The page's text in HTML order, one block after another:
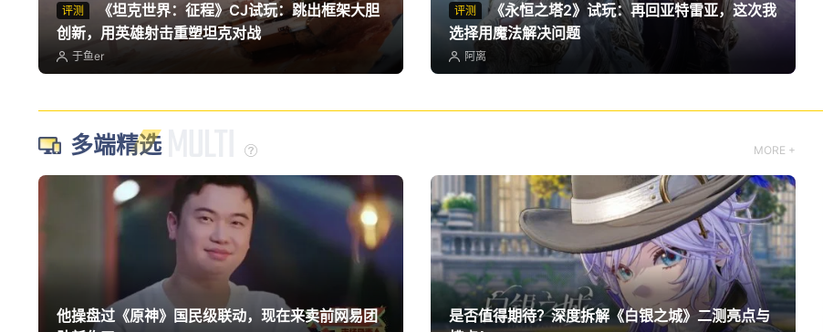
评测
创新，用英雄射击重塑坦克对战
于鱼er
评测
《永恒之塔2》试玩：再回亚特雷亚，这次我
选择用魔法解决问题
阿离
多端精选 MORE +
他操盘过《原神》国民级联动，现在来卖前网易团
是否值得期待？深度拆解《白银之城》二测亮点与